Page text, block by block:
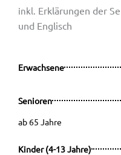
inkl. Erklärungen der
und Englisch
Erwachsene
Senioren
ab 65 Jahre
Kinder (4-13 Jahre)